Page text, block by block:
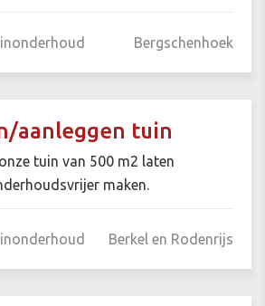
Bergschenhoek
aanleggen tuin
tuin van 500 m2 laten
maken.
Berkel en Rodenrijs